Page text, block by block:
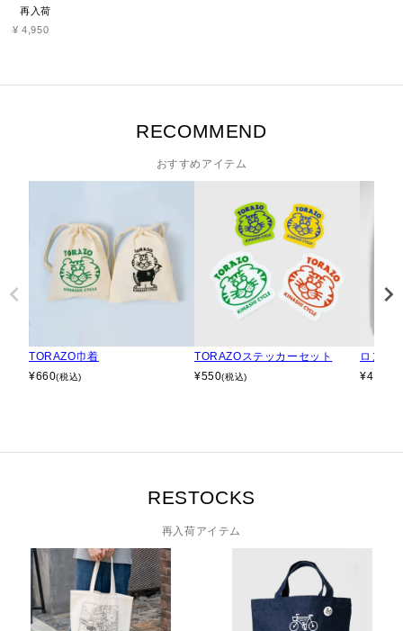
再入荷
¥ 4,950
RECOMMEND
おすすめアイテム
TORAZO巾着
¥660(税込)
TORAZOステッカーセット
¥550(税込)
ロング
¥4,950
RESTOCKS
再入荷アイテム